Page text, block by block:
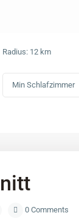
Radius: 12 km
Min Schlafzimmer
0 Comments